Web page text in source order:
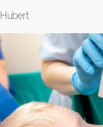
Hubert